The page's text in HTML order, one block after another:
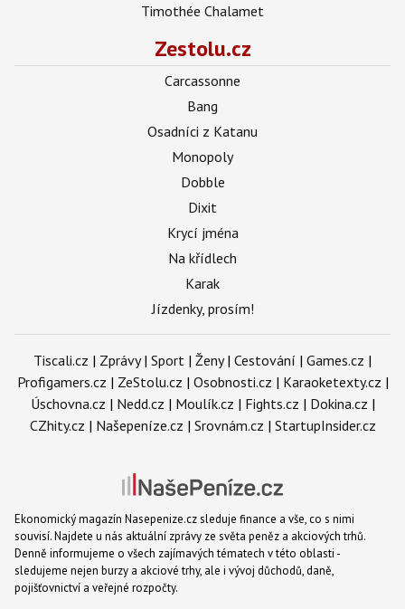
Timothée Chalamet
Zestolu.cz
Carcassonne
Bang
Osadníci z Katanu
Monopoly
Dobble
Dixit
Krycí jména
Na křídlech
Karak
Jízdenky, prosím!
Tiscali.cz | Zprávy| Sport | Ženy| Cestování | Games.cz |
Profigamers.cz | ZeStolu.cz | Osobnosti.cz | Karaoketexty.cz |
Úschovna.cz | Nedd.cz | Moulík.cz | Fights.cz | Dokina.cz |
CZhity.cz | Našepeníze.cz | Srovnám.cz | StartupInsider.cz
Ekonomický magazín Nasepenize.cz sleduje finance a vše, co s nimi
souvisí. Najdete u nás aktuální zprávy ze světa peněz a akciových trhů.
Denně informujeme o všech zajímavých tématech v této oblasti -
sledujeme nejen burzy a akciové trhy, ale i vývoj důchodů, daně,
pojišťovnictví a veřejné rozpočty.